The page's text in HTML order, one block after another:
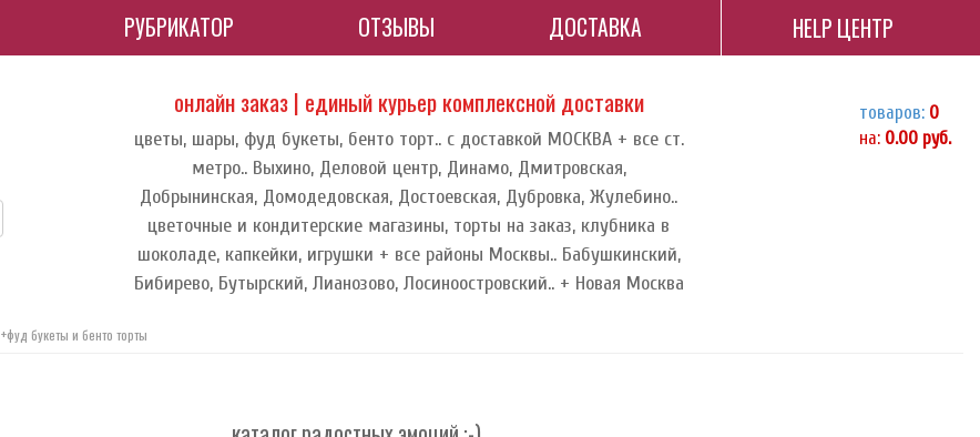
РУБРИКАТОР ОТЗЫВЫ ДОСТАВКА HELP ЦЕНТР
онлайн заказ | единый курьер комплексной доставки
цветы, шары, фуд букеты, бенто торт.. с доставкой МОСКВА + все ст.
метро.. Выхино, Деловой центр, Динамо, Дмитровская,
Добрынинская, Домодедовская, Достоевская, Дубровка, Жулебино..
цветочные и кондитерские магазины, торты на заказ, клубника в
шоколаде, капкейки, игрушки + все районы Москвы.. Бабушкинский,
Бибирево, Бутырский, Лианозово, Лосиноостровский.. + Новая Москва
товаров: 0
на: 0.00 руб.
+фуд букеты и бенто торты